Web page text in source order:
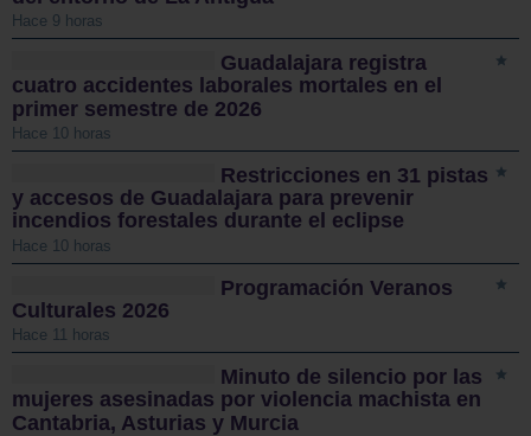
Hace 9 horas
Guadalajara registra
cuatro accidentes laborales mortales en el
primer semestre de 2026
Hace 10 horas
Restricciones en 31 pistas
y accesos de Guadalajara para prevenir
incendios forestales durante el eclipse
Hace 10 horas
Programación Veranos
Culturales 2026
Hace 11 horas
Minuto de silencio por las
mujeres asesinadas por violencia machista en
Cantabria, Asturias y Murcia